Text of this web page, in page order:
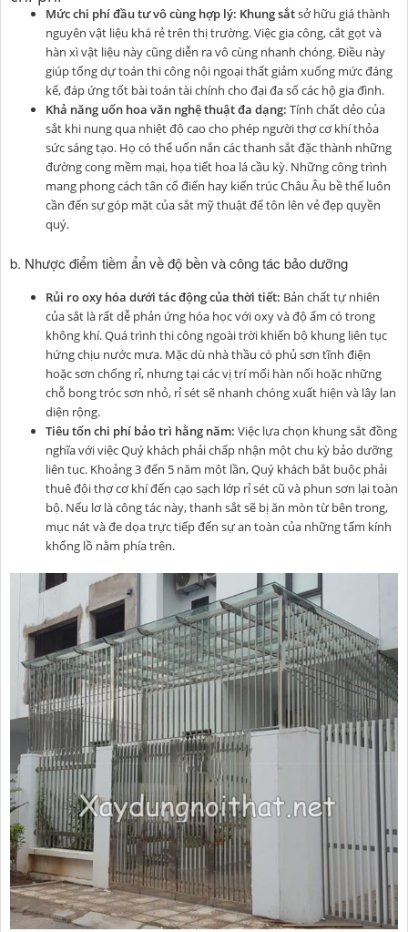
Mức chi phí đầu tư vô cùng hợp lý: Khung sắtsở hữu giá thành
nguyên vật liệu khá rẻ trên thị trường. Việc gia công, cắt gọt và
hàn xì vật liệu này cũng diễn ra vô cùng nhanh chóng. Điều này
giúp tổng dự toán thi công nội ngoại thất giảm xuống mức đáng
kể, đáp ứng tốt bài toán tài chính cho đại đa số các hộ gia đình.
Khả năng uốn hoa văn nghệ thuật đa dạng: Tính chất dẻo của
sắt khi nung qua nhiệt độ cao cho phép người thợ cơ khí thỏa
sức sáng tạo. Họ có thể uốn nắn các thanh sắt đặc thành những
đường cong mềm mại, họa tiết hoa lá cầu kỳ. Những công trình
mang phong cách tân cổ điển hay kiến trúc Châu Âu bề thế luôn
cần đến sự góp mặt của sắt mỹ thuật để tôn lên vẻ đẹp quyền
quý.
b. Nhược điểm tiềm ẩn về độ bền và công tác bảo dưỡng
Rủi ro oxy hóa dưới tác động của thời tiết: Bản chất tự nhiên
của sắt là rất dễ phản ứng hóa học với oxy và độ ẩm có trong
không khí. Quá trình thi công ngoài trời khiến bộ khung liên tục
hứng chịu nước mưa. Mặc dù nhà thầu có phủ sơn tĩnh điện
hoặc sơn chống rỉ, nhưng tại các vị trí mối hàn nối hoặc những
chỗ bong tróc sơn nhỏ, rỉ sét sẽ nhanh chóng xuất hiện và lây lan
diện rộng.
Tiêu tốn chi phí bảo trì hằng năm: Việc lựa chọn khung sắt đồng
nghĩa với việc Quý khách phải chấp nhận một chu kỳ bảo dưỡng
liên tục. Khoảng 3 đến 5 năm một lần, Quý khách bắt buộc phải
thuê đội thợ cơ khí đến cạo sạch lớp rỉ sét cũ và phun sơn lại toàn
bộ. Nếu lơ là công tác này, thanh sắt sẽ bị ăn mòn từ bên trong,
mục nát và đe dọa trực tiếp đến sự an toàn của những tấm kính
khổng lồ nằm phía trên.